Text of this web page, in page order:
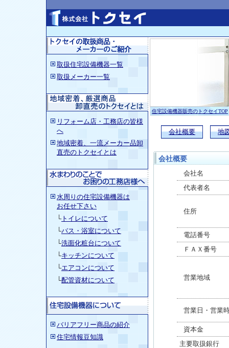
取扱住宅設備機器一覧
取扱メーカー一覧
リフォーム店・工務店の皆様
へ
地域密着、一流メーカー品卸
直売のトクセイとは
水周りの住宅設備機器は
お任せ下さい
└トイレについて
└バス・浴室について
└洗面化粧台について
└キッチンについて
└エアコンについて
└配管資材について
バリアフリー商品の紹介
住宅情報豆知識
住宅設備機器販売のトクセイTOP
会社概要 地
会社概要
会社名
代表者名
住所
電話番号
ＦＡＸ番号
営業地域
営業日・営業
資本金
主要取扱銀行